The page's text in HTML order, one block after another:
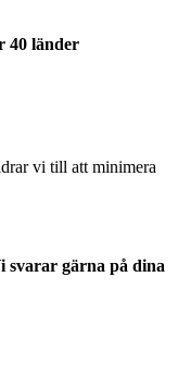
40 länder
vi till att minimera
svarar gärna på dina